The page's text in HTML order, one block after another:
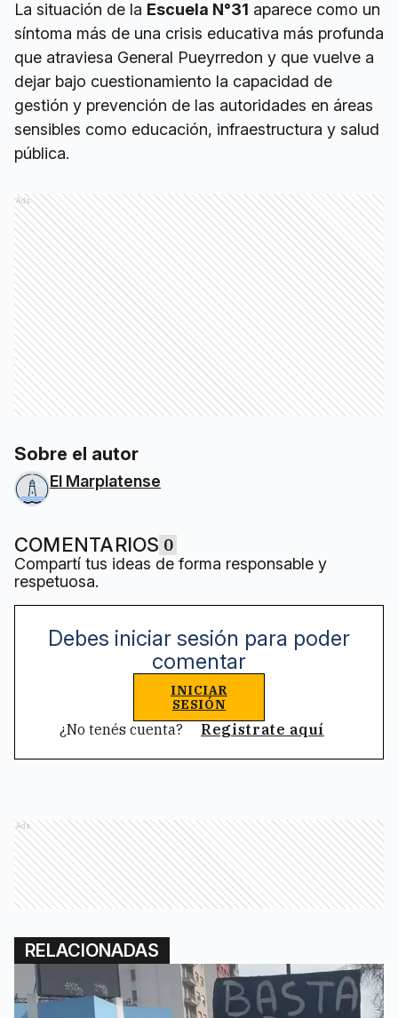
La situación de la Escuela N°31 aparece como un
síntoma más de una crisis educativa más profunda
que atraviesa General Pueyrredon y que vuelve a
dejar bajo cuestionamiento la capacidad de
gestión y prevención de las autoridades en áreas
sensibles como educación, infraestructura y salud
pública.
Ads
Sobre el autor
El Marplatense
COMENTARIOS 0
Compartí tus ideas de forma responsable y
respetuosa.
Debes iniciar sesión para poder
comentar
INICIAR
SESIÓN
¿No tenés cuenta? Registrate aquí
Ads
RELACIONADAS